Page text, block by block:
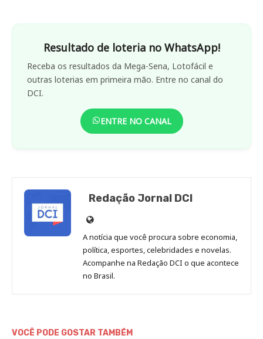
Resultado de loteria no WhatsApp!
Receba os resultados da Mega-Sena, Lotofácil e
outras loterias em primeira mão. Entre no canal do
DCI.
ENTRE NO CANAL
Redação Jornal DCI
Site
de
Redação
Jornal
DCI
A notícia que você procura sobre economia,
política, esportes, celebridades e novelas.
Acompanhe na Redação DCI o que acontece
no Brasil.
VOCÊ PODE GOSTAR TAMBÉM